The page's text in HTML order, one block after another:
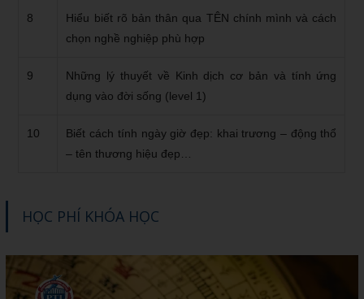
8
Hiểu biết rõ bản thân qua TÊN chính mình và cách
chọn nghề nghiệp phù hợp
9
Những lý thuyết về Kinh dịch cơ bản và tính ứng
dụng vào đời sống (level 1)
10
Biết cách tính ngày giờ đẹp: khai trương – động thổ
– tên thương hiệu đẹp…
HỌC PHÍ KHÓA HỌC